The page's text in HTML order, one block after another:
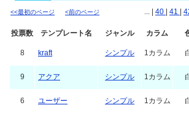
絞り込み
色: すべて 黒| 赤 |
<<最初のページ <前のページ ... |40|41|
投票数 テンプレート名 ジャンル カラム
kraft シンプル 1カラム